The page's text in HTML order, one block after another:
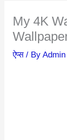
My 4K
ऐप्स/ ByAdmin